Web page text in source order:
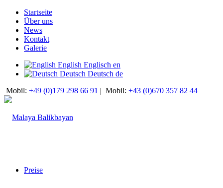
Startseite
Über uns
News
Kontakt
Galerie
English Englisch en
Deutsch Deutsch de
Mobil: +49 (0)179 298 66 91 | Mobil: +43 (0)670 357 82 44
Preise